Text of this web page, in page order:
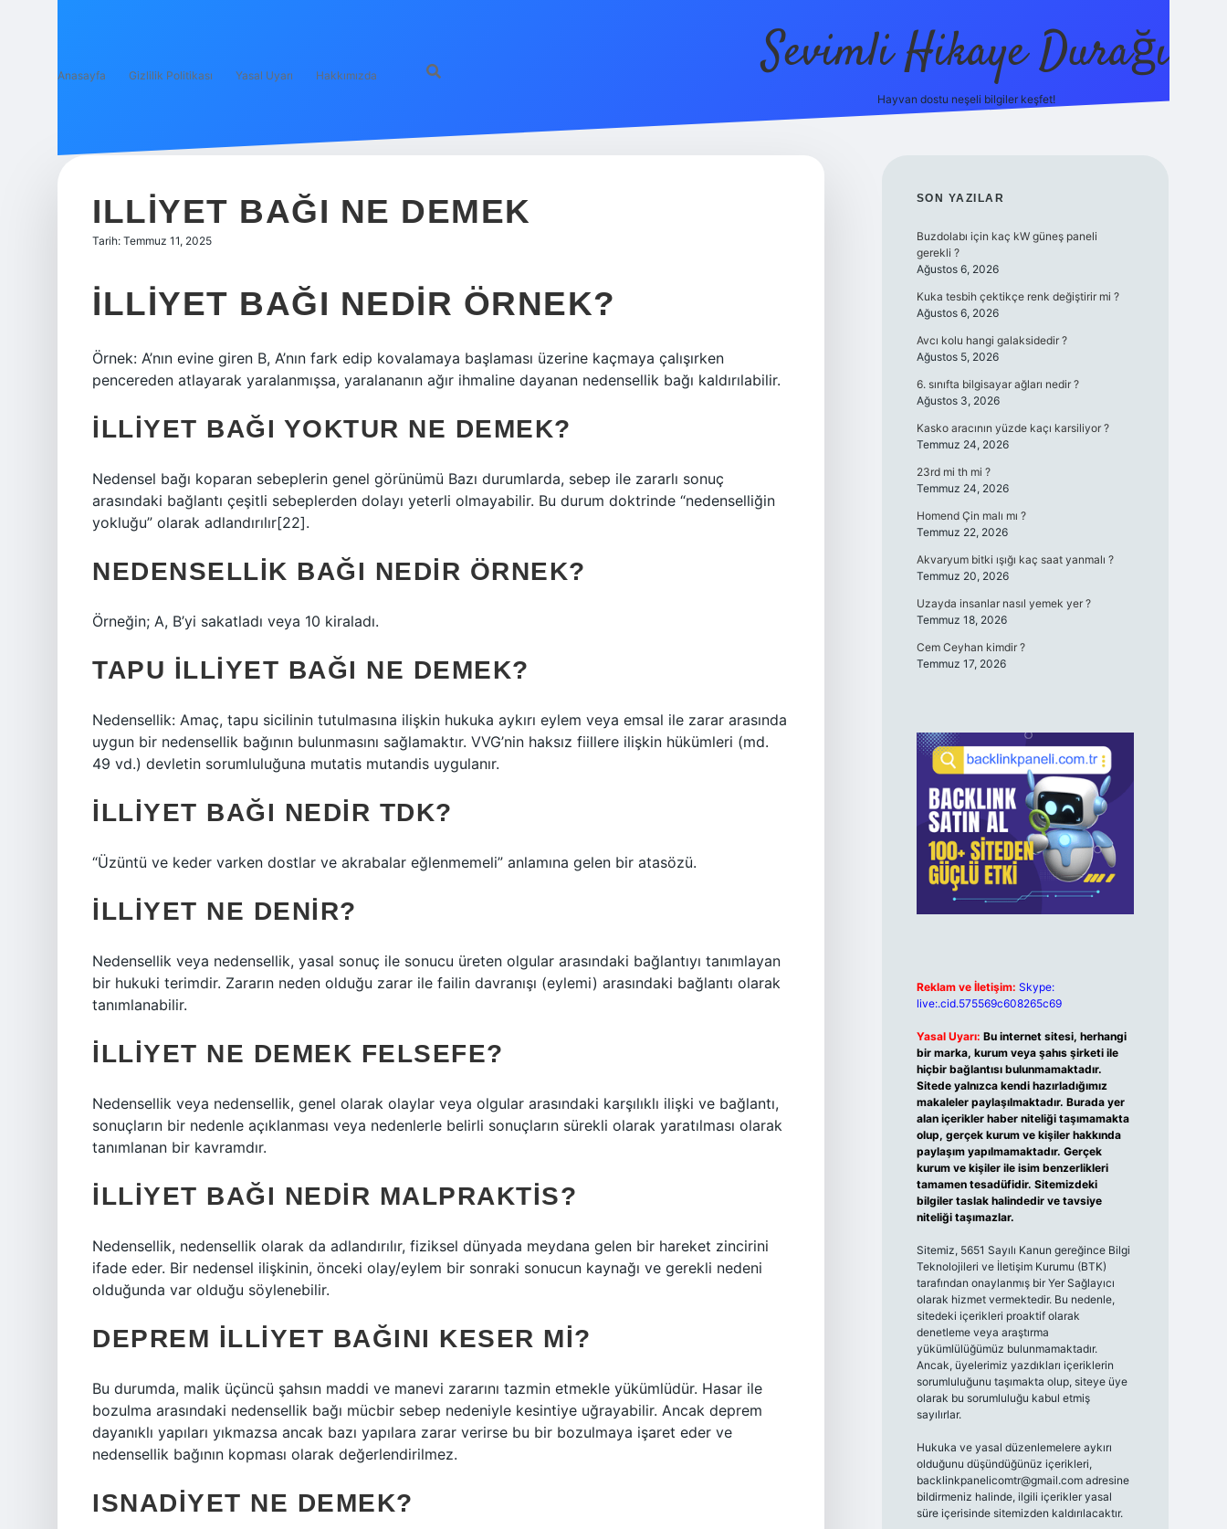
Anasayfa Gizlilik Politikası Yasal Uyarı Hakkımızda Sevimli Hikaye Durağı
Hayvan dostu neşeli bilgiler keşfet!
ILLIYET BAĞI NE DEMEK
Tarih: Temmuz 11, 2025
İLLIYET BAĞI NEDIR ÖRNEK?
Örnek: A’nın evine giren B, A’nın fark edip kovalamaya başlaması üzerine kaçmaya çalışırken
pencereden atlayarak yaralanmışsa, yaralananın ağır ihmaline dayanan nedensellik bağı kaldırılabilir.
İLLIYET BAĞI YOKTUR NE DEMEK?
Nedensel bağı koparan sebeplerin genel görünümü Bazı durumlarda, sebep ile zararlı sonuç
arasındaki bağlantı çeşitli sebeplerden dolayı yeterli olmayabilir. Bu durum doktrinde “nedenselliğin
yokluğu” olarak adlandırılır[22].
NEDENSELLIK BAĞI NEDIR ÖRNEK?
Örneğin; A, B’yi sakatladı veya 10 kiraladı.
TAPU ILLIYET BAĞI NE DEMEK?
Nedensellik: Amaç, tapu sicilinin tutulmasına ilişkin hukuka aykırı eylem veya emsal ile zarar arasında
uygun bir nedensellik bağının bulunmasını sağlamaktır. VVG’nin haksız fiillere ilişkin hükümleri (md.
49 vd.) devletin sorumluluğuna mutatis mutandis uygulanır.
İLLIYET BAĞI NEDIR TDK?
“Üzüntü ve keder varken dostlar ve akrabalar eğlenmemeli” anlamına gelen bir atasözü.
İLLIYET NE DENIR?
Nedensellik veya nedensellik, yasal sonuç ile sonucu üreten olgular arasındaki bağlantıyı tanımlayan
bir hukuki terimdir. Zararın neden olduğu zarar ile failin davranışı (eylemi) arasındaki bağlantı olarak
tanımlanabilir.
İLLIYET NE DEMEK FELSEFE?
Nedensellik veya nedensellik, genel olarak olaylar veya olgular arasındaki karşılıklı ilişki ve bağlantı,
sonuçların bir nedenle açıklanması veya nedenlerle belirli sonuçların sürekli olarak yaratılması olarak
tanımlanan bir kavramdır.
İLLIYET BAĞI NEDIR MALPRAKTIS?
Nedensellik, nedensellik olarak da adlandırılır, fiziksel dünyada meydana gelen bir hareket zincirini
ifade eder. Bir nedensel ilişkinin, önceki olay/eylem bir sonraki sonucun kaynağı ve gerekli nedeni
olduğunda var olduğu söylenebilir.
DEPREM ILLIYET BAĞINI KESER MI?
Bu durumda, malik üçüncü şahsın maddi ve manevi zararını tazmin etmekle yükümlüdür. Hasar ile
bozulma arasındaki nedensellik bağı mücbir sebep nedeniyle kesintiye uğrayabilir. Ancak deprem
dayanıklı yapıları yıkmazsa ancak bazı yapılara zarar verirse bu bir bozulmaya işaret eder ve
nedensellik bağının kopması olarak değerlendirilmez.
ISNADIYET NE DEMEK?
SIDEBAR
SON YAZILAR
Buzdolabı için kaç kW güneş paneli
gerekli ?
Ağustos 6, 2026
Kuka tesbih çektikçe renk değiştirir mi ?
Ağustos 6, 2026
Avcı kolu hangi galaksidedir ?
Ağustos 5, 2026
6. sınıfta bilgisayar ağları nedir ?
Ağustos 3, 2026
Kasko aracının yüzde kaçı karsiliyor ?
Temmuz 24, 2026
23rd mi th mi ?
Temmuz 24, 2026
Homend Çin malı mı ?
Temmuz 22, 2026
Akvaryum bitki ışığı kaç saat yanmalı ?
Temmuz 20, 2026
Uzayda insanlar nasıl yemek yer ?
Temmuz 18, 2026
Cem Ceyhan kimdir ?
Temmuz 17, 2026
Reklam ve İletişim: Skype:
live:.cid.575569c608265c69
Yasal Uyarı: Bu internet sitesi, herhangi
bir marka, kurum veya şahıs şirketi ile
hiçbir bağlantısı bulunmamaktadır.
Sitede yalnızca kendi hazırladığımız
makaleler paylaşılmaktadır. Burada yer
alan içerikler haber niteliği taşımamakta
olup, gerçek kurum ve kişiler hakkında
paylaşım yapılmamaktadır. Gerçek
kurum ve kişiler ile isim benzerlikleri
tamamen tesadüfidir. Sitemizdeki
bilgiler taslak halindedir ve tavsiye
niteliği taşımazlar.
Sitemiz, 5651 Sayılı Kanun gereğince Bilgi
Teknolojileri ve İletişim Kurumu (BTK)
tarafından onaylanmış bir Yer Sağlayıcı
olarak hizmet vermektedir. Bu nedenle,
sitedeki içerikleri proaktif olarak
denetleme veya araştırma
yükümlülüğümüz bulunmamaktadır.
Ancak, üyelerimiz yazdıkları içeriklerin
sorumluluğunu taşımakta olup, siteye üye
olarak bu sorumluluğu kabul etmiş
sayılırlar.
Hukuka ve yasal düzenlemelere aykırı
olduğunu düşündüğünüz içerikleri,
backlinkpanelicomtr@gmail.comadresine
bildirmeniz halinde, ilgili içerikler yasal
süre içerisinde sitemizden kaldırılacaktır.